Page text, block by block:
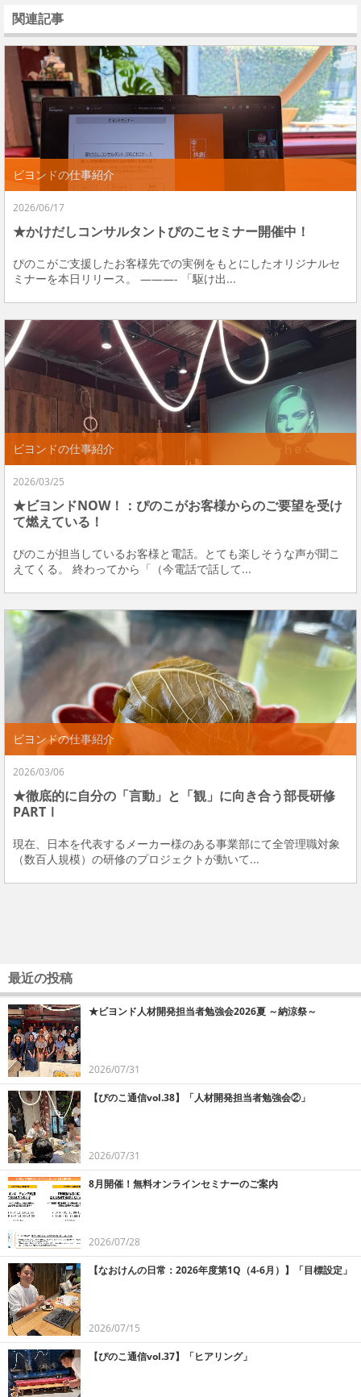
関連記事
ビヨンドの仕事紹介
2026/06/17
★かけだしコンサルタントぴのこセミナー開催中！
ぴのこがご支援したお客様先での実例をもとにしたオリジナルセ
ミナーを本日リリース。 ———- 「駆け出...
ビヨンドの仕事紹介
2026/03/25
★ビヨンドNOW！：ぴのこがお客様からのご要望を受け
て燃えている！
ぴのこが担当しているお客様と電話。とても楽しそうな声が聞こ
えてくる。 終わってから「（今電話で話して...
ビヨンドの仕事紹介
2026/03/06
★徹底的に自分の「言動」と「観」に向き合う部長研修
PARTⅠ
現在、日本を代表するメーカー様のある事業部にて全管理職対象
（数百人規模）の研修のプロジェクトが動いて...
最近の投稿
★ビヨンド人材開発担当者勉強会2026夏 ～納涼祭～
2026/07/31
【ぴのこ通信vol.38】「人材開発担当者勉強会②」
2026/07/31
8月開催！無料オンラインセミナーのご案内
2026/07/28
【なおけんの日常：2026年度第1Q（4-6月）】「目標設定」
2026/07/15
【ぴのこ通信vol.37】「ヒアリング」